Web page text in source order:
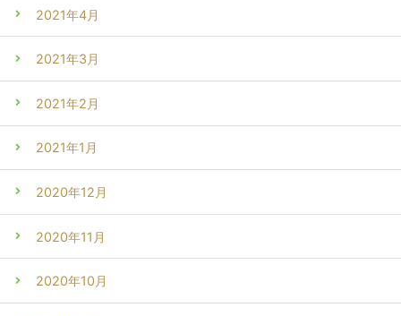
2021年4月
2021年3月
2021年2月
2021年1月
2020年12月
2020年11月
2020年10月